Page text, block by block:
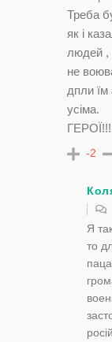
Треба
як і
людей ,
не
дпли їм
усіма.
-2
Я
то